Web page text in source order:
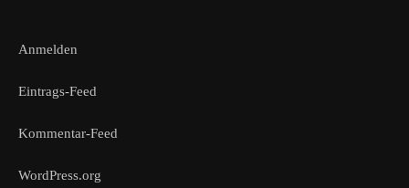
Anmelden
Eintrags-Feed
Kommentar-Feed
WordPress.org